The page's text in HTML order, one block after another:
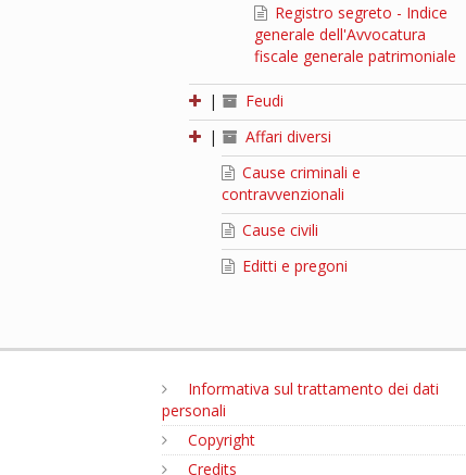
Registro segreto - Indice
generale dell'Avvocatura
fiscale generale patrimoniale
|
Feudi
|
Affari diversi
Cause criminali e
contravvenzionali
Cause civili
Editti e pregoni
Informativa sul trattamento dei dati
personali
Copyright
Credits